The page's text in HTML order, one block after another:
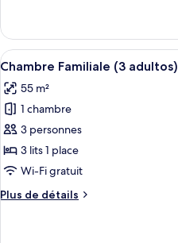
Chambre
Double
Standard
le
type
de
Chambre
Double
Standard
Afficher
toutes
les
photos
pour
ce
type
chambre :
4
Chambre Familiale (3 adultos)
55 m²
1 chambre
3 personnes
3 lits 1 place
Wi-Fi gratuit
Plus de détails
Plus